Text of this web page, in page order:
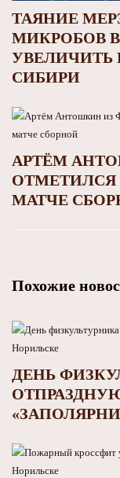
ТАЯНИЕ
МИКРОБОВ
УВЕЛИЧИТЬ
СИБИРИ
АРТЁМ
МАТЧЕ
Похожие
ДЕНЬ